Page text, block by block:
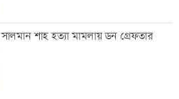
সালমান শাহ হত্যা মামলায় ডন গ্রেফতার